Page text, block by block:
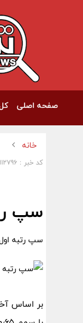
صفحه اصلی
خانه
کد خبر : 1112796
سپ
سپ رتبه
بر اساس